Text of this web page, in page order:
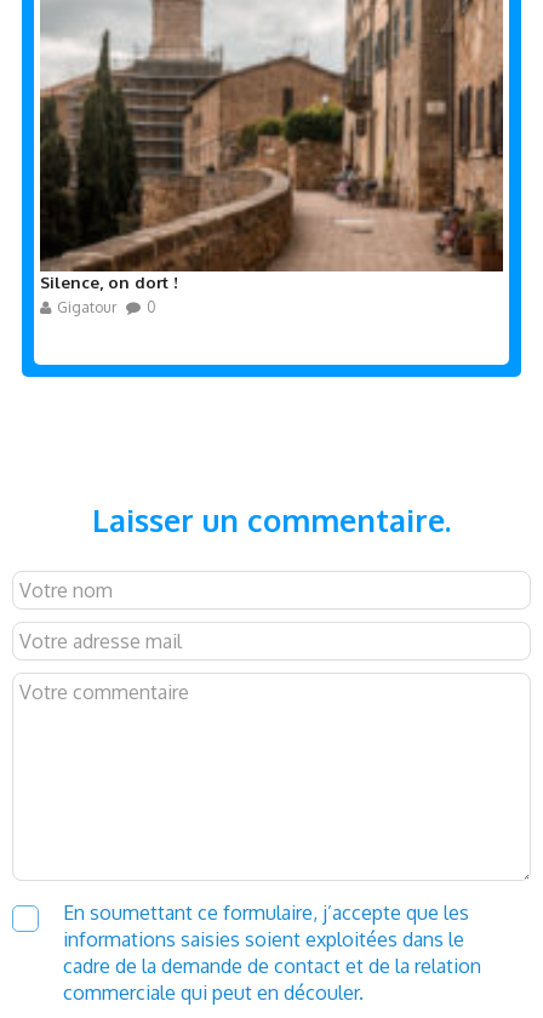
Silence, on dort !
Gigatour 0
Laisser un commentaire.
En soumettant ce formulaire, j’accepte que les
informations saisies soient exploitées dans le
cadre de la demande de contact et de la relation
commerciale qui peut en découler.